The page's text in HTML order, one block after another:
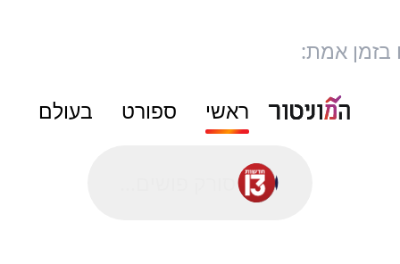
בזמן אמת:
ראשי ספורט בעולם